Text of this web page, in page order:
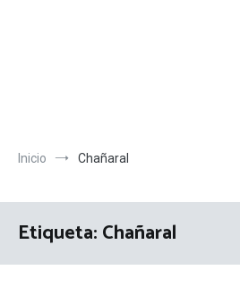
Inicio Chañaral
Etiqueta:Chañaral